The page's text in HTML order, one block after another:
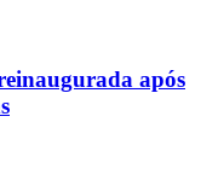
após